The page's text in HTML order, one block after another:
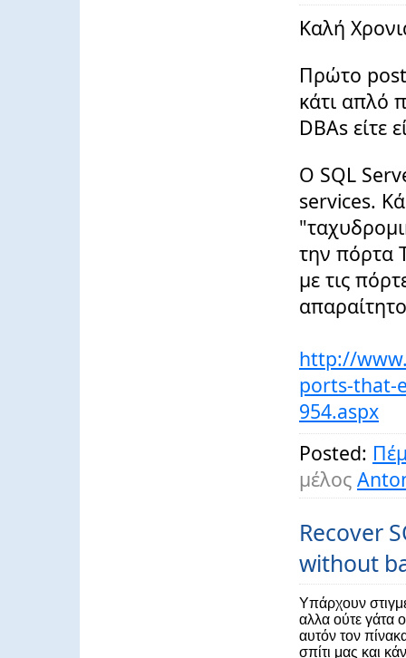
Καλή
Πρώτο post
κάτι απλό
DBAs είτε
Ο SQL
services.
την πόρτα
με τις
http://
ports-that-
954.aspx
Posted:
μέλος
Recover
without
Υπάρχουν
αλλα ούτε γάτα
αυτόν τον
σπίτι μας και